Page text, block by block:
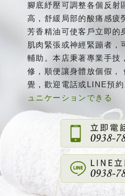
腳底紓壓可調整各個反射
高，舒緩局部的酸痛感疲
芳香精油可使客戶立即的
肌肉緊張或神經緊蹦者，
輔助。本店秉著專業手技
修，順便讓身體放個假，
覺，歡迎電話或LINE預約
ュニケーションできる